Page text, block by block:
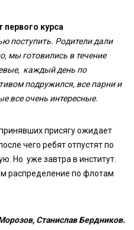
курса
поступить. Родители дали
мы готовились в течение
каждый день по
подружился, все парни и
все очень интересные.
присягу ожидает
чего ребят отпустят по
Но уже завтра в институт.
распределение по флотам
Станислав Бердников.